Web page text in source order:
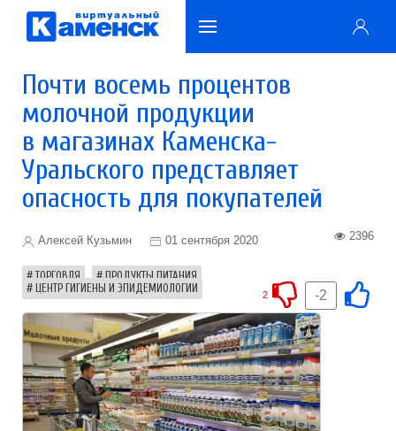
Почти восемь процентов
молочной продукции
в магазинах Каменска-
Уральского представляет
опасность для покупателей
Алексей Кузьмин 01 сентября 2020 2396
ТОРГОВЛЯ
ПРОДУКТЫ ПИТАНИЯ
ЦЕНТР ГИГИЕНЫ И ЭПИДЕМИОЛОГИИ
-2
2